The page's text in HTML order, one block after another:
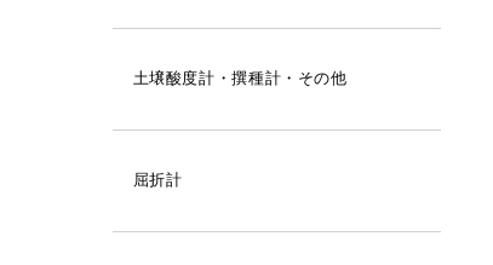
雨量計
気圧計
ロガー
百葉箱
土壌酸度計・撰種計・その他
屈折計